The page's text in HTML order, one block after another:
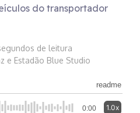
do transportador
de leitura
e Estadão Blue Studio
readme
0:00 1.0x